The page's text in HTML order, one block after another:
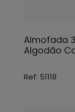
Almofada
Algodão
Ref: 51118